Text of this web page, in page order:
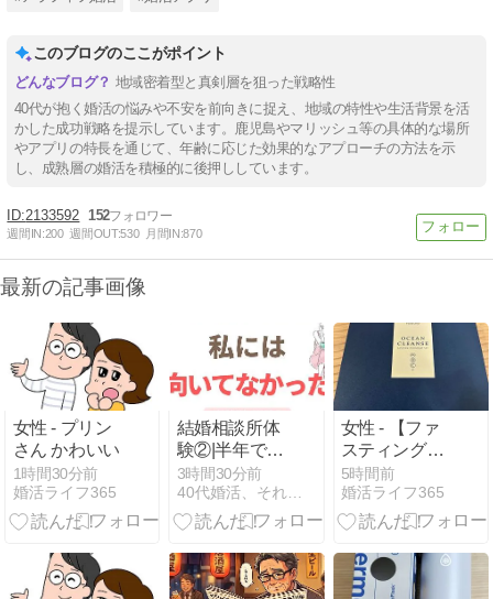
このブログのここがポイント
地域密着型と真剣層を狙った戦略性
40代が抱く婚活の悩みや不安を前向きに捉え、地域の特性や生活背景を活
かした成功戦略を提示しています。鹿児島やマリッシュ等の具体的な場所
やアプリの特長を通じて、年齢に応じた効果的なアプローチの方法を示
し、成熟層の婚活を積極的に後押ししています。
2133592 152
週間IN:200 週間OUT:530 月間IN:870
最新の記事画像
女性 - プリン
さん かわいい
1時間30分前
婚活ライフ365
結婚相談所体
験②|半年で退
会した話
3時間30分前
40代婚活、それでも晴れる日のために
女性 - 【ファ
スティング初
心者さん必
見！】たった
1日で始めら
5時間前
婚活ライフ365